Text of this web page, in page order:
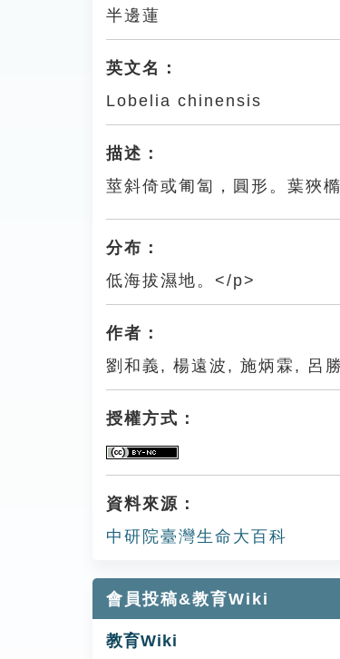
半邊蓮
英文名：
Lobelia chinensis
描述：
莖斜倚或匍匐，圓形。葉狹
分布：
低海拔濕地。</p>
作者：
劉和義, 楊遠波, 施炳霖, 呂
授權方式：
資料來源：
中研院臺灣生命大百科
會員投稿&教育Wiki
教育Wiki